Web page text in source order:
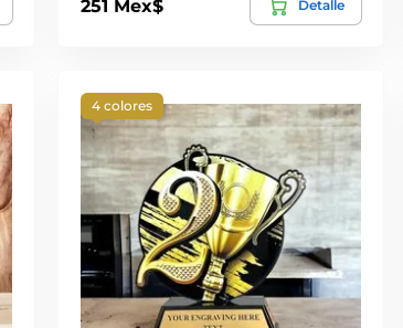
251 Mex$ Detalle
4 colores